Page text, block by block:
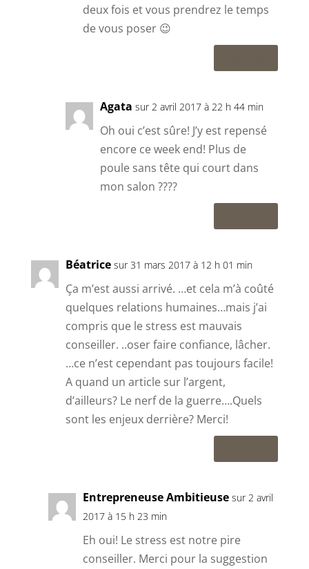
deux fois et vous prendrez le temps
de vous poser 😉
Agata sur 2 avril 2017 à 22 h 44 min
Oh oui c’est sûre! J’y est repensé
encore ce week end! Plus de
poule sans tête qui court dans
mon salon ????
Béatrice sur 31 mars 2017 à 12 h 01 min
Ça m’est aussi arrivé. …et cela m’à coûté
quelques relations humaines…mais j’ai
compris que le stress est mauvais
conseiller. ..oser faire confiance, lâcher.
…ce n’est cependant pas toujours facile!
A quand un article sur l’argent,
d’ailleurs? Le nerf de la guerre….Quels
sont les enjeux derrière? Merci!
Entrepreneuse Ambitieuse sur 2 avril
2017 à 15 h 23 min
Eh oui! Le stress est notre pire
conseiller. Merci pour la suggestion